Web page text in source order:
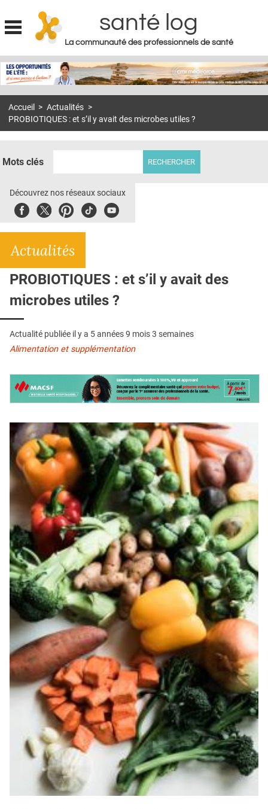
Jump to navigation
santé log
La communauté des professionnels de santé
MON COMPTE
S'ABONNER À LA REVUE SOIN À DOMICILE
DOSSIERS
E-REVUE SAD
L'APP
QUI SOMMES-NOUS ?
PUBLICITÉ
CONDITIONS GÉNÉRALES
CONTACT
Accueil > Actualités >
PROBIOTIQUES : et s’il y avait des microbes utiles ?
Mots clés
Découvrez nos réseaux sociaux
FacebookTwitterPinterest
TiktokYoubute
Actualités
PROBIOTIQUES : et s’il y avait des
microbes utiles ?
Actualité publiée il y a 5 années 9 mois 3 semaines
Alimentation et supplémentation